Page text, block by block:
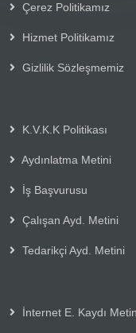
Çerez Politikamız
Hizmet Politikamız
Gizlilik Sözleşmemiz
K.V.K.K Politikası
Aydınlatma Metini
İş Başvurusu
Çalışan Ayd. Metini
Tedarikçi Ayd. Metini
İnternet E. Kaydı